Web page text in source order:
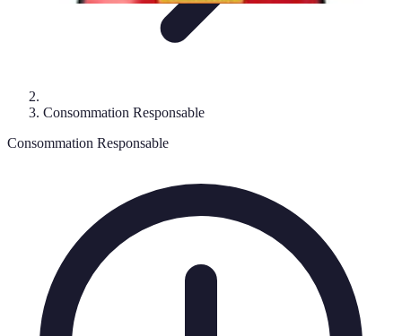
Consommation Responsable
Consommation Responsable